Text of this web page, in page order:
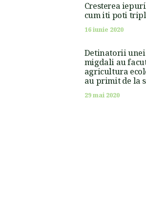
Cresterea
cum iti poti
16 iunie 2020
Detinatorii
migdali au
agricultura
au primit de la
29 mai 2020